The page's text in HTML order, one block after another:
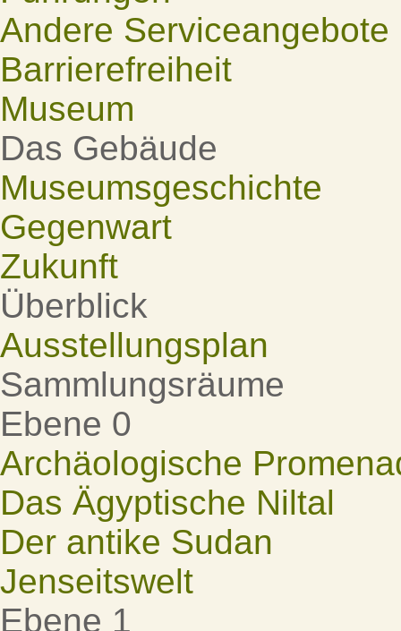
Andere Serviceangebote
Barrierefreiheit
Museum
Das Gebäude
Museumsgeschichte
Gegenwart
Zukunft
Überblick
Ausstellungsplan
Sammlungsräume
Ebene 0
Archäologische
Das Ägyptische Niltal
Der antike Sudan
Jenseitswelt
Ebene 1